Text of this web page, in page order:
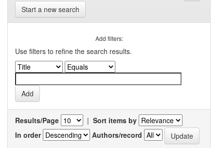
Start a new search
Add filters:
Use filters to refine the search results.
Results/Page | Sort items by
In order
Authors/record